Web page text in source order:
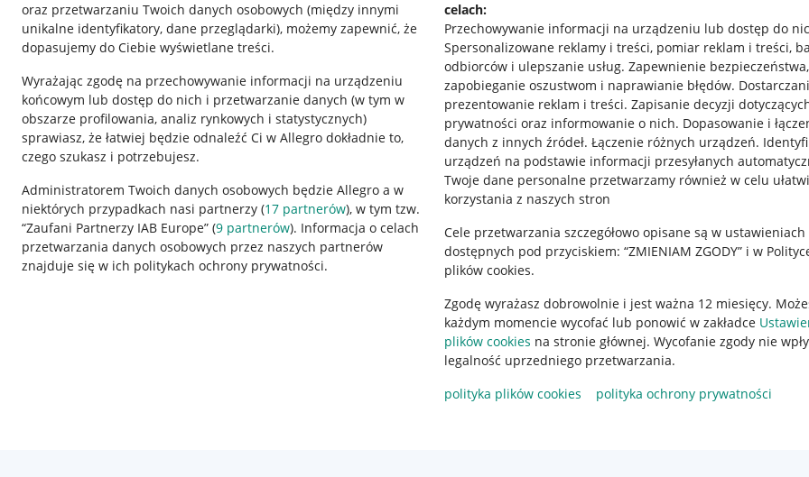
oraz przetwarzaniu Twoich danych osobowych (między innymi
unikalne identyfikatory, dane przeglądarki), możemy zapewnić, że
dopasujemy do Ciebie wyświetlane treści.
Wyrażając zgodę na przechowywanie informacji na urządzeniu
końcowym lub dostęp do nich i przetwarzanie danych (w tym w
obszarze profilowania, analiz rynkowych i statystycznych)
sprawiasz, że łatwiej będzie odnaleźć Ci w Allegro dokładnie to,
czego szukasz i potrzebujesz.
Administratorem Twoich danych osobowych będzie Allegro a w
niektórych przypadkach nasi partnerzy (17 partnerów), w tym tzw.
“Zaufani Partnerzy IAB Europe” (9 partnerów). Informacja o celach
przetwarzania danych osobowych przez naszych partnerów
znajduje się w ich politykach ochrony prywatności.
celach:
Przechowywanie informacji na urządzeniu lub dostęp do
Spersonalizowane reklamy i treści, pomiar reklam i treści,
odbiorców i ulepszanie usług. Zapewnienie bezpieczeństwa,
zapobieganie oszustwom i naprawianie błędów.
prezentowanie reklam i treści. Zapisanie decyzji
prywatności oraz informowanie o nich. Dopasowanie i
danych z innych źródeł. Łączenie różnych urządzeń.
urządzeń na podstawie informacji przesyłanych
Twoje dane personalne przetwarzamy również w celu
korzystania z naszych stron
Cele przetwarzania szczegółowo opisane są w ustawieniach
dostępnych pod przyciskiem: “ZMIENIAM ZGODY” i w
plików cookies.
Zgodę wyrażasz dobrowolnie i jest ważna 12 miesięcy.
każdym momencie wycofać lub ponowić w zakładce
plików cookies na stronie głównej. Wycofanie zgody nie
legalność uprzedniego przetwarzania.
polityka plików cookies
polityka ochrony prywatności
Przydatne informacje
Jak to działa
Informacje prawne
Regulamin
Ustawienia plików "cookies"
Udostępnianie lokalizacji
Informacje dla Aktu o Usługach Cyfrowych